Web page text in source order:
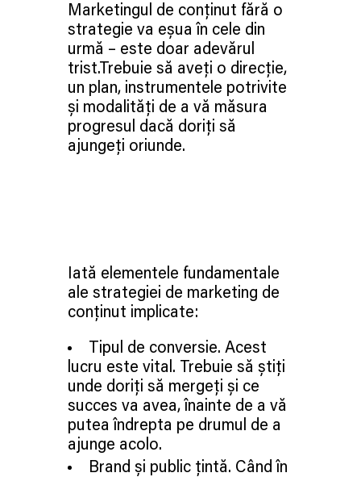
Marketingul de conținut fără o
strategie va eșua în cele din
urmă – este doar adevărul
trist.Trebuie să aveți o direcție,
un plan, instrumentele potrivite
și modalități de a vă măsura
progresul dacă doriți să
ajungeți oriunde.
Iată elementele fundamentale
ale strategiei de marketing de
conținut implicate:
Tipul de conversie. Acest
lucru este vital. Trebuie să știți
unde doriți să mergeți și ce
succes va avea, înainte de a vă
putea îndrepta pe drumul de a
ajunge acolo.
Brand și public țintă. Când în